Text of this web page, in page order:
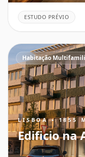
ESTUDO PRÉVIO
Habitação
LISBOA • 1855
Edificio na